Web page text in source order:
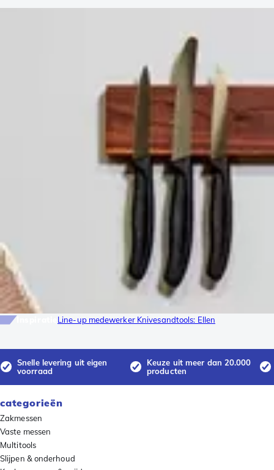
Line-up medewerker Knivesandtools: Ellen
Snelle levering uit eigen
voorraad
Keuze uit meer dan 20.000
producten
categorieën
Zakmessen
Vaste messen
Multitools
Slijpen & onderhoud